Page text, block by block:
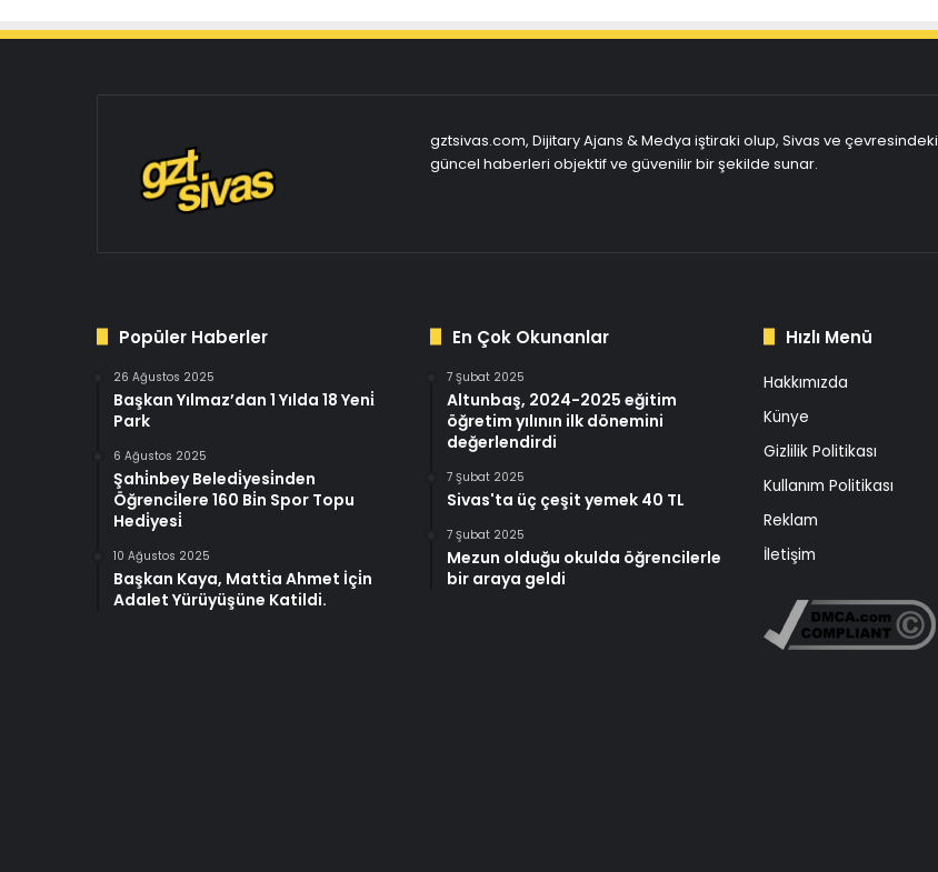
gztsivas.com, Dijitary Ajans & Medya iştiraki olup, Sivas ve çevresindeki
güncel haberleri objektif ve güvenilir bir şekilde sunar.
Popüler Haberler
26 Ağustos 2025
Başkan Yılmaz’dan 1 Yılda 18 Yeni̇
Park
6 Ağustos 2025
Şahi̇nbey Beledi̇yesi̇nden
Öğrenci̇lere 160 Bi̇n Spor Topu
Hedi̇yesi̇
10 Ağustos 2025
Başkan Kaya, Matti̇a Ahmet İçi̇n
Adalet Yürüyüşüne Katildi.
En Çok Okunanlar
7 Şubat 2025
Altunbaş, 2024-2025 eğitim
öğretim yılının ilk dönemini
değerlendirdi
7 Şubat 2025
Sivas'ta üç çeşit yemek 40 TL
7 Şubat 2025
Mezun olduğu okulda öğrencilerle
bir araya geldi
Hızlı Menü
Hakkımızda
Künye
Gizlilik Politikası
Kullanım Politikası
Reklam
İletişim